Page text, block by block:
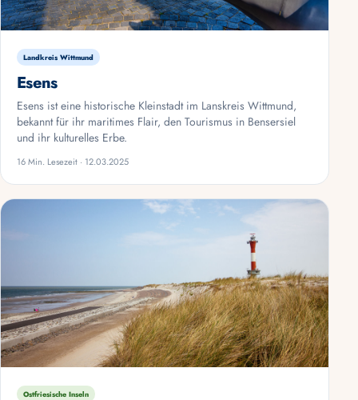
Landkreis Wittmund
Esens
Esens ist eine historische Kleinstadt im Lanskreis Wittmund,
bekannt für ihr maritimes Flair, den Tourismus in Bensersiel
und ihr kulturelles Erbe.
16 Min. Lesezeit · 12.03.2025
Ostfriesische Inseln